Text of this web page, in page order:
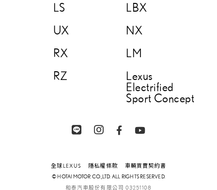
LS
LBX
UX
NX
RX
LM
RZ
Lexus
Electrified
Sport Concept
全球LEXUS 隱私權條款 車輛買賣契約書
© HOTAI MOTOR CO.,LTD. ALL RIGHTS RESERVED.
和泰汽車股份有限公司 03251108